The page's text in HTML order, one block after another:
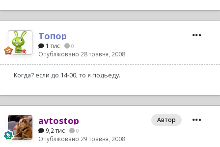
Топор
1 тис 0
Опубліковано 28 травня, 2008
Когда? если до 14-00, то я подьеду.
avtostop
9,2 тис 0
Опубліковано 29 травня, 2008
Автор